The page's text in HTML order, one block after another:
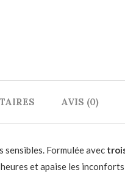
AVIS (0)
sensibles. Formulée avec
et apaise les